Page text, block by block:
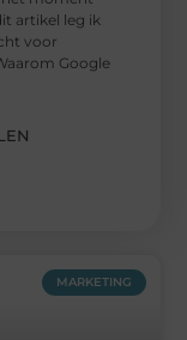
artikel leg ik
voor
Google
MARKETING